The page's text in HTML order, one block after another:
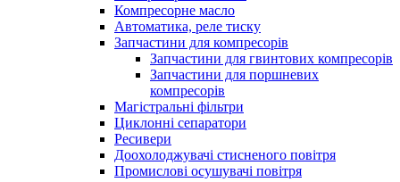
Компресорне масло
Автоматика, реле тиску
Запчастини для компресорів
Запчастини для гвинтових компресорів
Запчастини для поршневих
компресорів
Магістральні фільтри
Циклонні сепаратори
Ресивери
Доохолоджувачі стисненого повітря
Промислові осушувачі повітря